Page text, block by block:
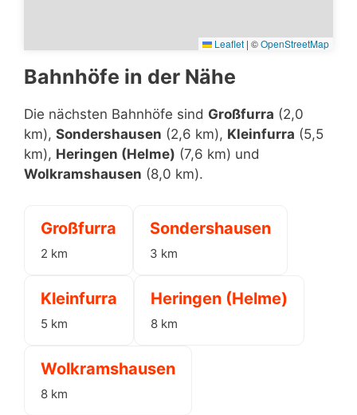
Leaflet | ©OpenStreetMap
Bahnhöfe in der Nähe
Die nächsten Bahnhöfe sind Großfurra (2,0
km), Sondershausen (2,6 km), Kleinfurra (5,5
km), Heringen (Helme) (7,6 km) und
Wolkramshausen (8,0 km).
Großfurra
2 km
Sondershausen
3 km
Kleinfurra
5 km
Heringen (Helme)
8 km
Wolkramshausen
8 km